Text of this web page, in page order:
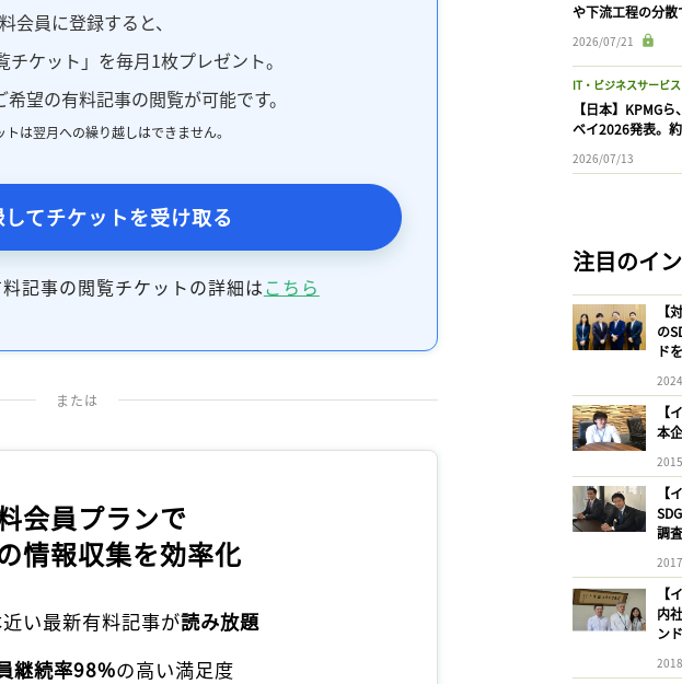
会員に登録すると、
チケット」を毎月1枚プレゼント。
望の有料記事の閲覧が可能です。
は翌月への繰り越しはできません。
てチケットを受け取る
料記事の閲覧チケットの詳細はこちら
または
会員プランで
情報収集を効率化
い最新有料記事が読み放題
継続率98%の高い満足度
や下流工程の分散
2026/07/21
IT・ビジネスサービス
【日本】KPMG
ベイ2026発表。
2026/07/13
注目のイ
【
の
ド
【
本
【
調
【
内
ン